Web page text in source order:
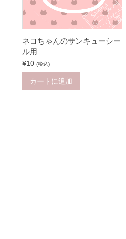
F
画
個
ネコちゃんのサンキューシー
ル用
¥10 (税込)
カートに追加